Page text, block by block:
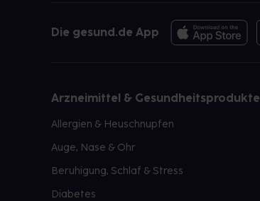
Die gesund.de App
Arzneimittel & Gesundheitsprodukte
Allergien & Heuschnupfen
Auge, Nase & Ohr
Beruhigung, Schlaf & Stress
Diabetes